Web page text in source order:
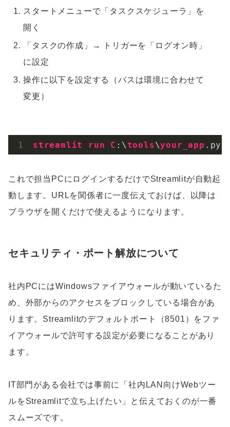
スタートメニューで「タスクスケジューラ」を
開く
「タスクの作成」→ トリガーを「ログオン時」
に設定
操作に以下を設定する（パスは環境に合わせて
変更）
streamlit run C :\tools\your_app .py
これで担当PCにログインするだけでStreamlitが自動起
動します。URLを関係者に一度伝えておけば、以降は
ブラウザを開くだけで使えるようになります。
セキュリティ・ポート解放について
社内PCにはWindowsファイアウォールが動いているた
め、外部からのアクセスをブロックしている場合があ
ります。Streamlitのデフォルトポート（8501）をファ
イアウォールで許可する設定が必要になることがあり
ます。
IT部門がある会社では事前に「社内LAN向けWebツー
ルをStreamlitで立ち上げたい」と伝えておくのが一番
スムーズです。